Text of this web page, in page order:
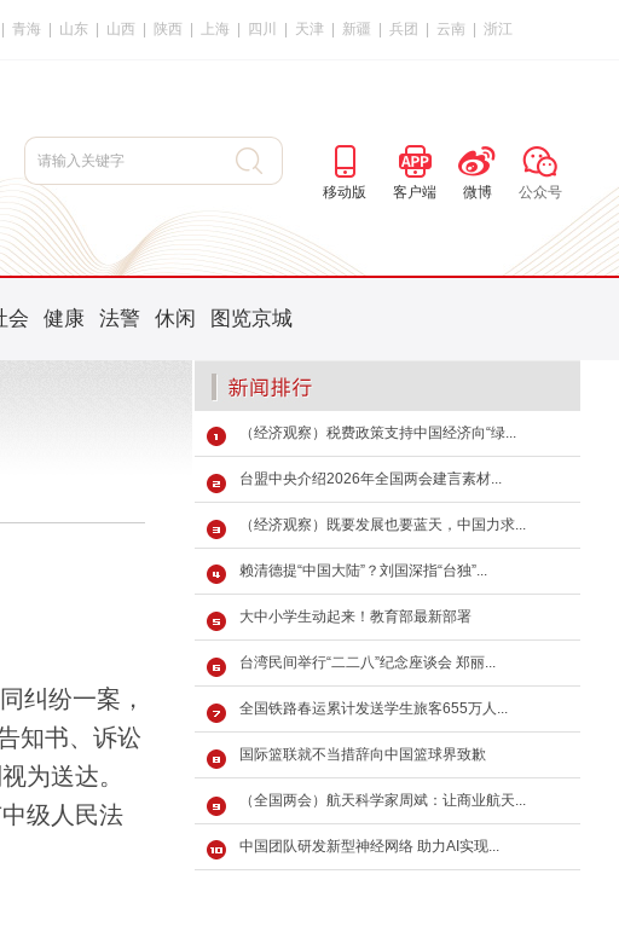
青海 山东 山西 陕西 上海 四川 天津 新疆 兵团 云南 浙江
移动版 客户端 微博 公众号
会 健康 法警 休闲 图览京城
纠纷一案，
知书、诉讼
为送达。
级人民法
（经济观察）税费政策支持中国经济向“绿...
台盟中央介绍2026年全国两会建言素材...
（经济观察）既要发展也要蓝天，中国力求...
赖清德提“中国大陆”？刘国深指“台独”...
大中小学生动起来！教育部最新部署
台湾民间举行“二二八”纪念座谈会 郑丽...
全国铁路春运累计发送学生旅客655万人...
国际篮联就不当措辞向中国篮球界致歉
（全国两会）航天科学家周斌：让商业航天...
中国团队研发新型神经网络 助力AI实现...